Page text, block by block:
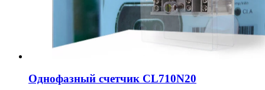
Однофазный счетчик CL710N20